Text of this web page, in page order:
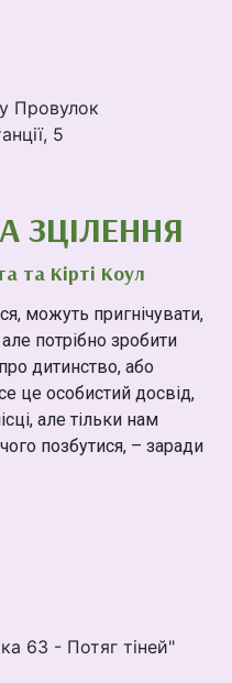
ЗЦІЛЕННЯ
та Кірті Коул
можуть пригнічувати,
потрібно зробити
дитинство, або
це особистий досвід,
але тільки нам
позбутися, – заради